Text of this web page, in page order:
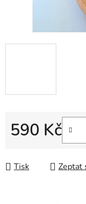
590 Kč
Tisk Zeptat